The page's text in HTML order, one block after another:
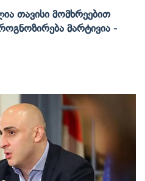
Თავისი Მომხრეებით
Მარტივია -